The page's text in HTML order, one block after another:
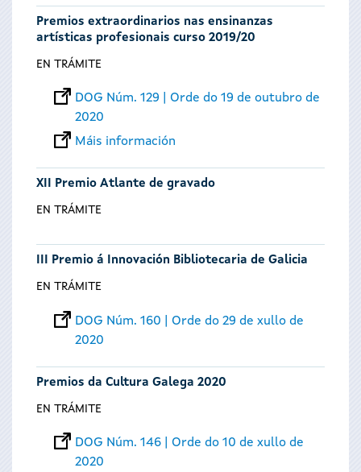
Premios extraordinarios nas ensinanzas
artísticas profesionais curso 2019/20
EN TRÁMITE
DOG Núm. 129 | Orde do 19 de outubro de
2020
Máis información
XII Premio Atlante de gravado
EN TRÁMITE
III Premio á Innovación Bibliotecaria de Galicia
EN TRÁMITE
DOG Núm. 160 | Orde do 29 de xullo de
2020
Premios da Cultura Galega 2020
EN TRÁMITE
DOG Núm. 146 | Orde do 10 de xullo de
2020